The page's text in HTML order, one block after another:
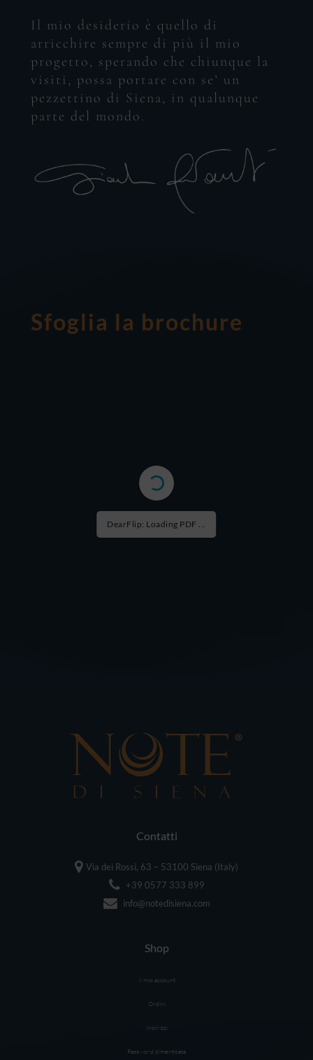
Il mio desiderio è quello di
arricchire sempre di più il mio
progetto, sperando che chiunque la
visiti, possa portare con se’ un
pezzettino di Siena, in qualunque
parte del mondo.
Sfoglia la brochure
DearFlip: Loading PDF ...
Contatti
Via dei Rossi, 63 – 53100 Siena (Italy)
+39 0577 333 899
info@notedisiena.com
Shop
Il mio account
Ordini
Indirizzi
Password dimenticata